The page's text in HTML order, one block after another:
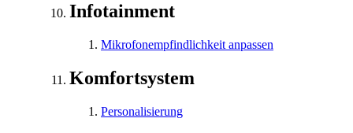
Infotainment
Mikrofonempfindlichkeit anpassen
Komfortsystem
Personalisierung